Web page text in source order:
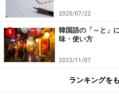
2020/07/22
5
韓国語の「～と」
味・使い方
2023/11/07
ランキングを